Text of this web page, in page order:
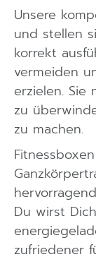
Unsere
und stellen
korrekt
vermeiden
erzielen. Sie
zu
zu machen.
Du wirst
zufriedener